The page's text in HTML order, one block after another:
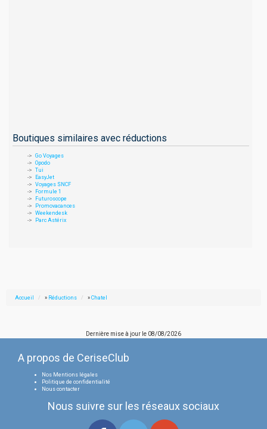
Boutiques similaires avec réductions
Go Voyages
Opodo
Tui
EasyJet
Voyages SNCF
Formule 1
Futuroscope
Promovacances
Weekendesk
Parc Astérix
Accueil » Réductions » Chatel
Dernière mise à jour le 08/08/2026
A propos de CeriseClub
Nos Mentions légales
Politique de confidentialité
Nous contacter
Nous suivre sur les réseaux sociaux